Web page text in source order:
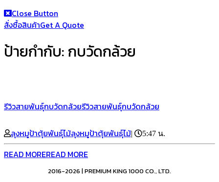
Close Button
สั่งซื้อสินค้าGet A Quote
ป้ายกำกับ: กบวัดกล้วย
รีวิวสายพันธุ์กบวัดกล้วยรีวิวสายพันธุ์กบวัดกล้วย
ลุงหมูป้าตุ้ยพันธุ์ไม้ลุงหมูป้าตุ้ยพันธุ์ไม้| 5:47 น.
READ MOREREAD MORE
2016-2026 | PREMIUM KING 1000 CO., LTD.